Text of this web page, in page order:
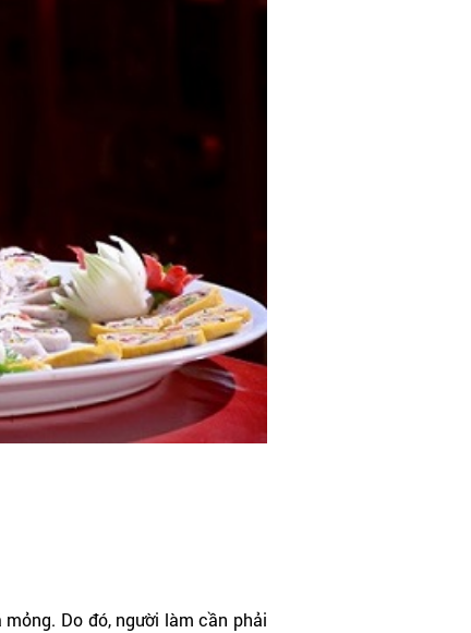
Do đó, người làm cần phải